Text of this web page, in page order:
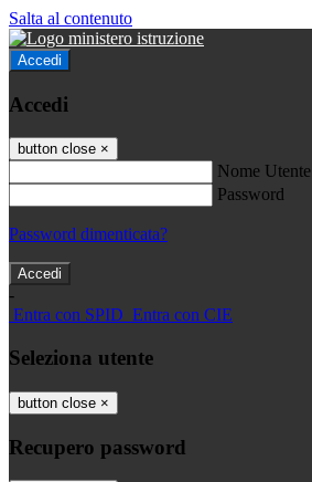
Salta al contenuto
Accedi
Accedi
button close ×
Nome Utente
Password
Password dimenticata?
-
Entra con SPID Entra con CIE
Seleziona utente
button close ×
Recupero password